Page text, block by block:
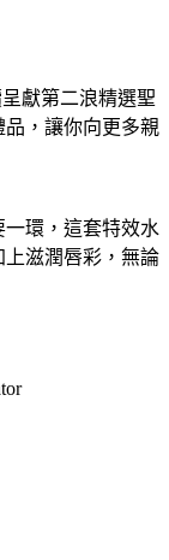
獻第二浪精選聖
，讓你向更多親
環，這套特效水
滋潤唇彩，無論